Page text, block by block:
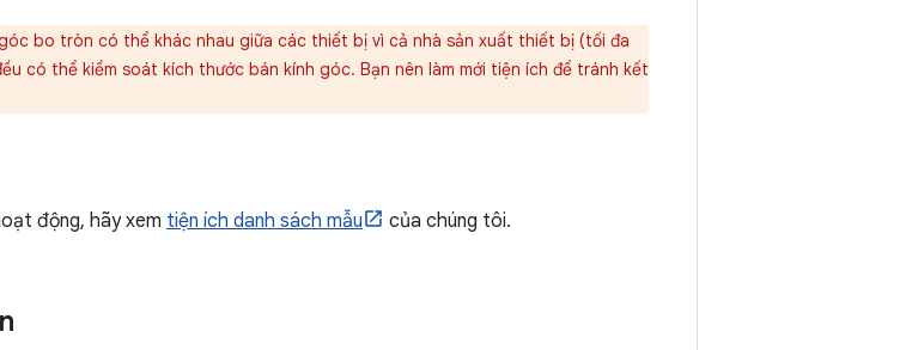
bo tròn có thể khác nhau giữa các thiết bị vì cả nhà sản xuất thiết bị (tối đa
có thể kiểm soát kích thước bán kính góc. Bạn nên làm mới tiện ích để tránh kết
động, hãy xem tiện ích danh sách mẫu của chúng tôi.